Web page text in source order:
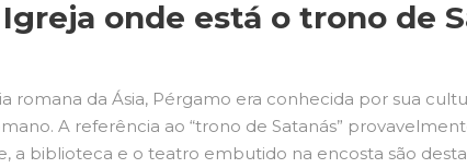
onde está o trono de
romana da Ásia, Pérgamo era conhecida por sua
A referência ao “trono de Satanás”
a biblioteca e o teatro embutido na encosta são